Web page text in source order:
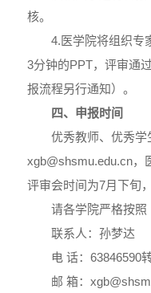
核。
4.医学院将组织专
3分钟的PPT，评审通
报流程另行通知）。
四、申报时间
优秀教师、优秀学
xgb@shsmu.edu.cn，
评审会时间为7月下旬
请各学院严格按
联系人：孙梦达
电 话：63846590
邮 箱：